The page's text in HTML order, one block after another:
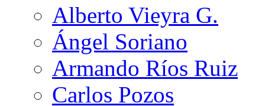
Alberto Vieyra G.
Ángel Soriano
Armando Ríos Ruiz
Carlos Pozos